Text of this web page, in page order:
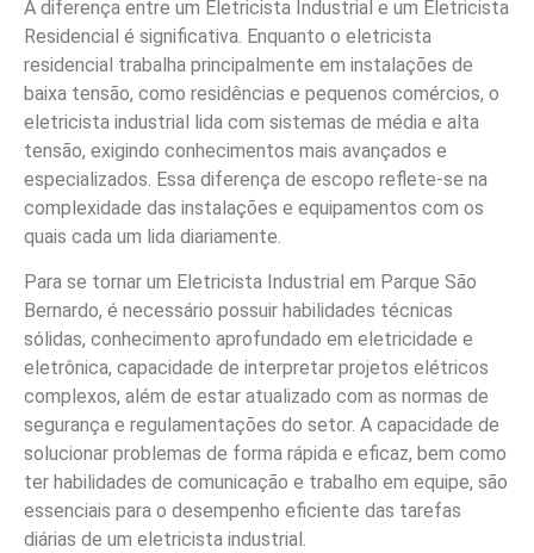
A diferença entre um Eletricista Industrial e um Eletricista
Residencial é significativa. Enquanto o eletricista
residencial trabalha principalmente em instalações de
baixa tensão, como residências e pequenos comércios, o
eletricista industrial lida com sistemas de média e alta
tensão, exigindo conhecimentos mais avançados e
especializados. Essa diferença de escopo reflete-se na
complexidade das instalações e equipamentos com os
quais cada um lida diariamente.
Para se tornar um Eletricista Industrial em Parque São
Bernardo, é necessário possuir habilidades técnicas
sólidas, conhecimento aprofundado em eletricidade e
eletrônica, capacidade de interpretar projetos elétricos
complexos, além de estar atualizado com as normas de
segurança e regulamentações do setor. A capacidade de
solucionar problemas de forma rápida e eficaz, bem como
ter habilidades de comunicação e trabalho em equipe, são
essenciais para o desempenho eficiente das tarefas
diárias de um eletricista industrial.